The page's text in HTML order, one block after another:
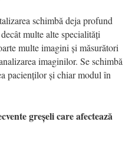
schimbă deja profund
multe alte specialități
multe imagini și măsurători
imaginilor. Se schimbă
pacienților și chiar modul în
greșeli care afectează